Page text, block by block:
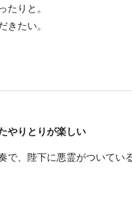
りと。
たい。
やりとりが楽しい
で、陛下に悪霊がついてい